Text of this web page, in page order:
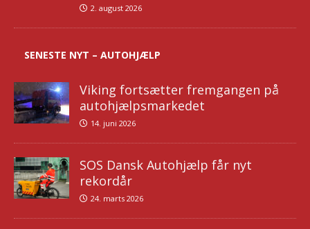
2. august 2026
SENESTE NYT – AUTOHJÆLP
Viking fortsætter fremgangen på
autohjælpsmarkedet
14. juni 2026
SOS Dansk Autohjælp får nyt
rekordår
24. marts 2026